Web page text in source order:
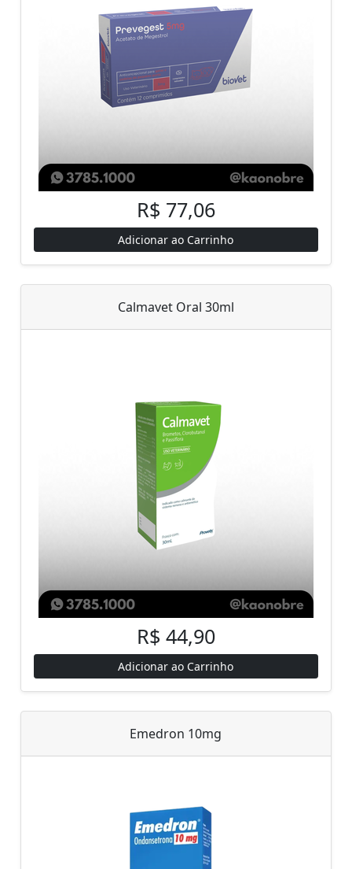
R$ 77,06
Adicionar ao Carrinho
Calmavet Oral 30ml
R$ 44,90
Adicionar ao Carrinho
Emedron 10mg